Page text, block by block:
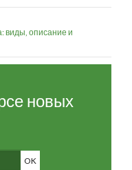
виды, описание и
новых